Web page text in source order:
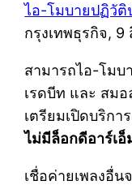
ไอ-โมบายปฏิวัติ
กรุงเทพธุรกิจ,
สามารถไอ-โมบ
เรดบีท และ สมอ
เตรียมเปิดบริกา
ไม่มีล็อกดีอาร์เอ็
เชื่อค่ายเพลงอื่น